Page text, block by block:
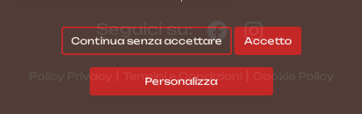
Seguici su:
Termini e Condizioni
Personalizza
Continua senza accettare Accetto